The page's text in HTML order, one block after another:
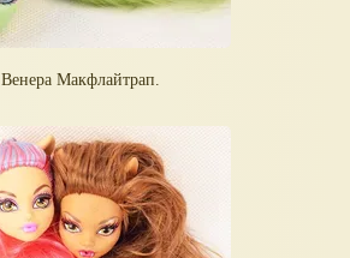
Венера Макфлайтрап.